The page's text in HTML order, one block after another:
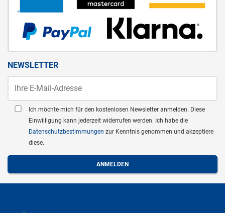
NEWSLETTER
Ich möchte mich für den kostenlosen Newsletter anmelden. Diese
Einwilligung kann jederzeit widerrufen werden. Ich habe die
Datenschutzbestimmungen zur Kenntnis genommen und akzeptiere
diese.